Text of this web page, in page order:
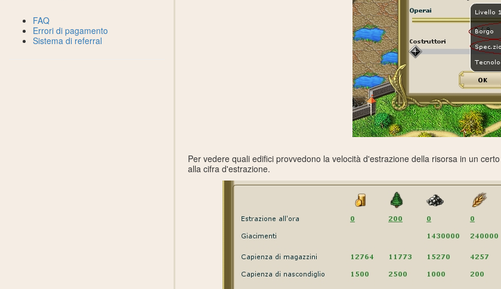
Per vedere quali edifici provvedono la velocità d'estrazione della risorsa in un
alla cifra d'estrazione.
FAQ
Errori di pagamento
Sistema di referral